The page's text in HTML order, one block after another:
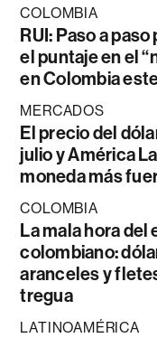
COLOMBIA
RUI: Paso a
el puntaje en el
en Colombia
MERCADOS
El precio del
julio y América
moneda más
COLOMBIA
La mala hora del
colombiano:
aranceles y
tregua
LATINOAMÉRICA